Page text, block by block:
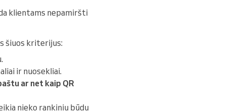
klientams nepamiršti
šiuos kriterijus:
ir nuosekliai.
ar net kaip QR
nieko rankiniu būdu